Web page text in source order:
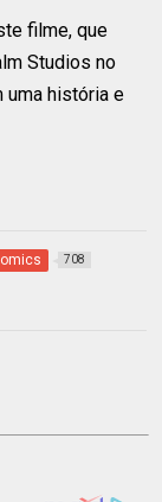
filme, que
Studios no
uma história e
708